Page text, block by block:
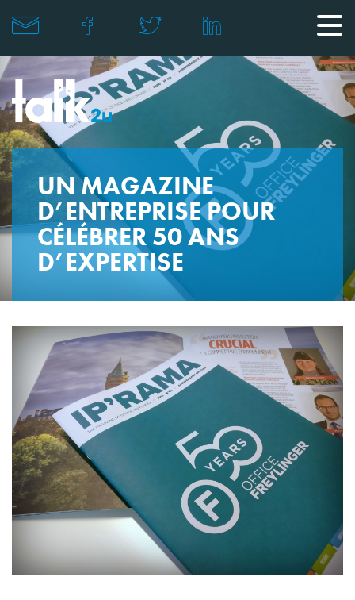
UN MAGAZINE
D’ENTREPRISE POUR
CÉLÉBRER 50 ANS
D’EXPERTISE